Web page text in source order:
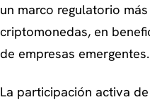
un marco regulatorio
criptomonedas, en
de empresas emergentes.
La participación activa